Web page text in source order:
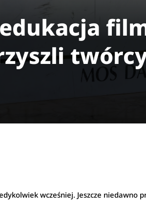
wcześniej. Jeszcze niedawno